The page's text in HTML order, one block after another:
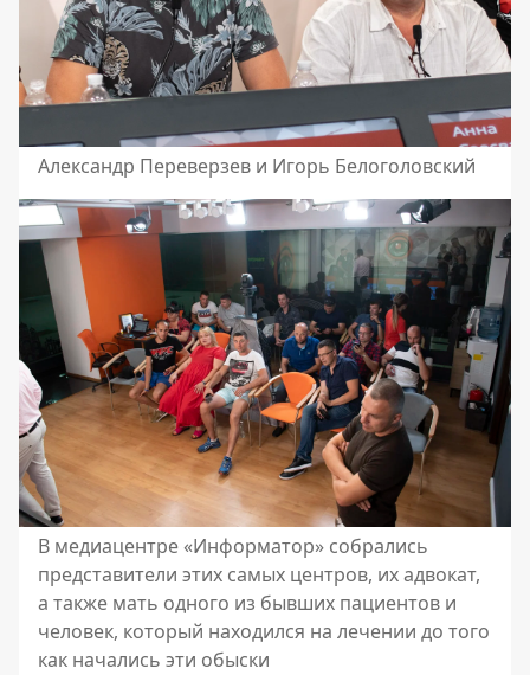
Александр Переверзев и Игорь Белоголовский
В медиацентре «Информатор» собрались
представители этих самых центров, их адвокат,
а также мать одного из бывших пациентов и
человек, который находился на лечении до того
как начались эти обыски